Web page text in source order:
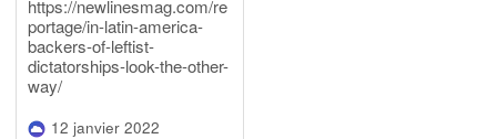
https://newlinesmag.com/re
portage/in-latin-america-
backers-of-leftist-
dictatorships-look-the-other-
way/
12 janvier 2022